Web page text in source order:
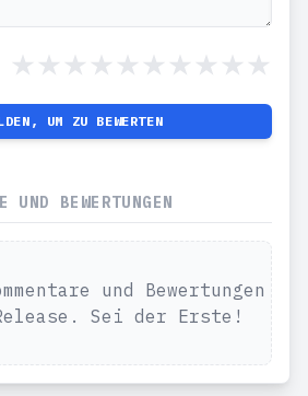
UM ZU BEWERTEN
UND BEWERTUNGEN
und Bewertungen
Sei der Erste!